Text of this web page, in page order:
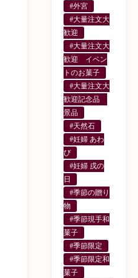
#外宮
#大量注文大
歓迎
#大量注文大
歓迎 イベン
トのお菓子
#大量注文大
歓迎記念品
景品
#天然石
#妊婦 あわ
び
#妊婦 戌の
日
#季節の贈り
物
#季節現手和
菓子
#季節限定
#季節限定和
菓子